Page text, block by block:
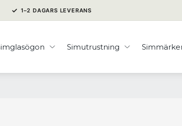
✓ 1–2 DAGARS LEVERANS
Simutrustning